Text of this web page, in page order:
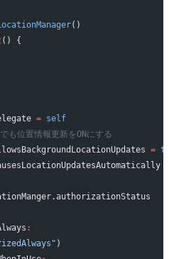
()
() {
= self
も位置情報更新をONにする
=
:
)